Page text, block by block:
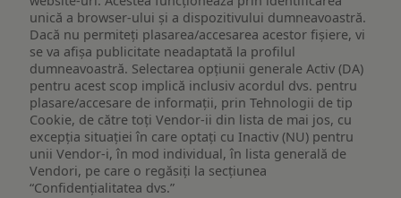
unică a browser-ului și a dispozitivului dumneavoastră.
Dacă nu permiteți plasarea/accesarea acestor fișiere, vi
se va afișa publicitate neadaptată la profilul
dumneavoastră. Selectarea opțiunii generale Activ (DA)
pentru acest scop implică inclusiv acordul dvs. pentru
plasare/accesare de informații, prin Tehnologii de tip
Cookie, de către toți Vendor-ii din lista de mai jos, cu
excepția situației în care optați cu Inactiv (NU) pentru
unii Vendor-i, în mod individual, în lista generală de
Vendori, pe care o regăsiți la secțiunea
“Confidențialitatea dvs.”